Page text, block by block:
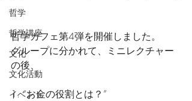
哲学
哲学講座
文化
文化活動
イベント
哲学カフェ第4弾を開催しました。
グループに分かれて、ミニレクチャー
の後、
1. “お金の役割とは？”